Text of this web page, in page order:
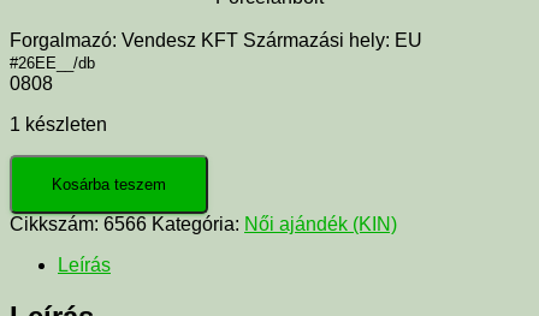
Forgalmazó: Vendesz KFT Származási hely: EU
#26EE__/db
0808
1 készleten
Kosárba teszem
Cikkszám: 6566 Kategória: Női ajándék (KIN)
Leírás